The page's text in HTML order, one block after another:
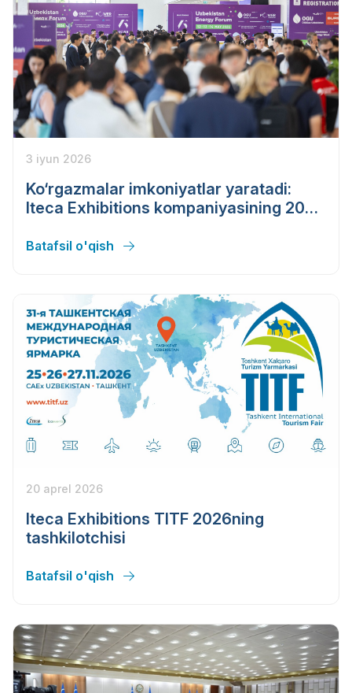
3 iyun 2026
Ko‘rgazmalar imkoniyatlar yaratadi:
Iteca Exhibitions kompaniyasining 2026
Batafsil o'qish
20 aprel 2026
Iteca Exhibitions TITF 2026ning
tashkilotchisi
Batafsil o'qish